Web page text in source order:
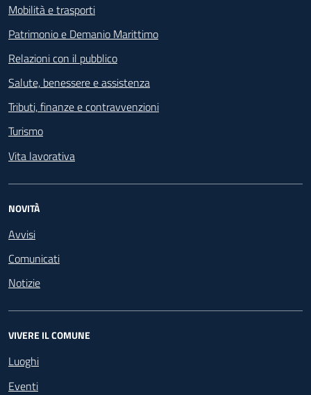
Mobilità e trasporti
Patrimonio e Demanio Marittimo
Relazioni con il pubblico
Salute, benessere e assistenza
Tributi, finanze e contravvenzioni
Turismo
Vita lavorativa
NOVITÀ
Avvisi
Comunicati
Notizie
VIVERE IL COMUNE
Luoghi
Eventi